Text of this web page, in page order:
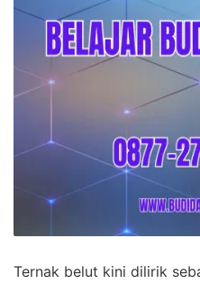
Ternak belut kini dilirik